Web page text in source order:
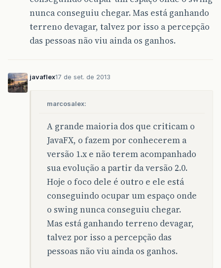
nunca conseguiu chegar. Mas está ganhando
terreno devagar, talvez por isso a percepção
das pessoas não viu ainda os ganhos.
javaflex17 de set. de 2013
marcosalex:
A grande maioria dos que criticam o
JavaFX, o fazem por conhecerem a
versão 1.x e não terem acompanhado
sua evolução a partir da versão 2.0.
Hoje o foco dele é outro e ele está
conseguindo ocupar um espaço onde
o swing nunca conseguiu chegar.
Mas está ganhando terreno devagar,
talvez por isso a percepção das
pessoas não viu ainda os ganhos.